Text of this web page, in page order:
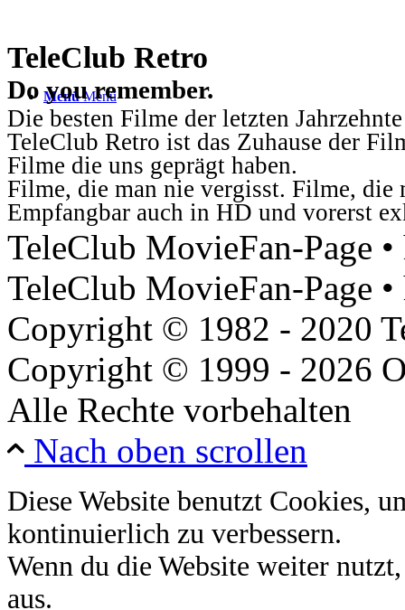
Menü Menü
TeleClub Retro
Do you remember.
Die besten Filme der letzten
TeleClub Retro ist das Zuhause der
Filme die uns geprägt haben.
Filme, die man nie vergisst. Filme, die
Empfangbar auch in HD und vorerst
TeleClub MovieFan-Page
TeleClub MovieFan-Page
Copyright © 1982 - 2020
Copyright © 1999 - 2026
Alle Rechte vorbehalten
Nach oben scrollen
Diese Website benutzt Cookies,
kontinuierlich zu verbessern.
Wenn du die Website weiter
aus.